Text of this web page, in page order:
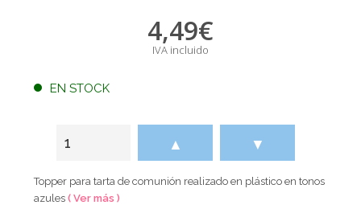
4,49€
IVA incluido
EN STOCK
▲ ▼
Topper para tarta de comunión realizado en plástico en tonos
azules( Ver más )